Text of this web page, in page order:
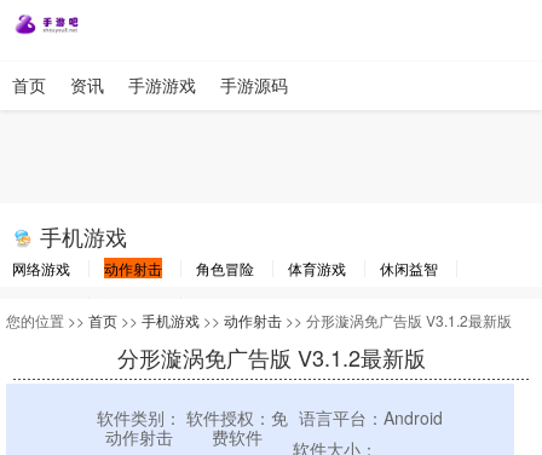
首页 资讯 手游游戏 手游源码
手机游戏
网络游戏 动作射击 角色冒险 体育游戏
休闲益智
您的位置 >> 首页 >> 手机游戏 >> 动作射击 >> 分形漩涡免广告版 V3.1.2最新版
分形漩涡免广告版 V3.1.2最新版
软件类别：
动作射击
软件授权：免
费软件
语言平台：Android
软件大小：